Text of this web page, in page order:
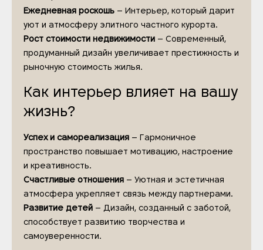
Ежедневная роскошь – Интерьер, который дарит
уют и атмосферу элитного частного курорта.
Рост стоимости недвижимости – Современный,
продуманный дизайн увеличивает престижность и
рыночную стоимость жилья.
Как интерьер влияет на вашу
жизнь?
Успех и самореализация – Гармоничное
пространство повышает мотивацию, настроение
и креативность.
Счастливые отношения – Уютная и эстетичная
атмосфера укрепляет связь между партнерами.
Развитие детей – Дизайн, созданный с заботой,
способствует развитию творчества и
самоуверенности.